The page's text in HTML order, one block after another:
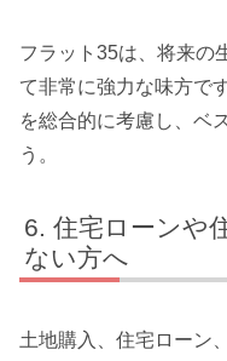
フラット35は、将来の
て非常に強力な味方で
を総合的に考慮し、ベ
う。
住宅ローンや
ない方へ
土地購入、住宅ローン